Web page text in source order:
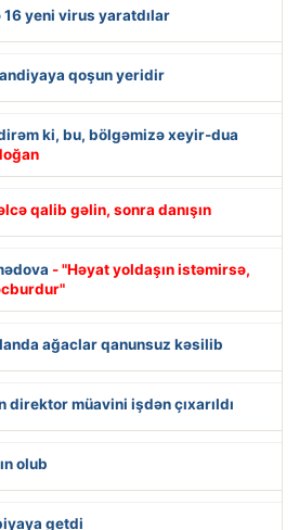
yeni virus yaratdılar
qoşun yeridir
ki, bu, bölgəmizə xeyir-dua
qalib gəlin, sonra danışın
- "Həyat yoldaşın istəmirsə,
ağaclar qanunsuz kəsilib
direktor müavini işdən çıxarıldı
olub
getdi